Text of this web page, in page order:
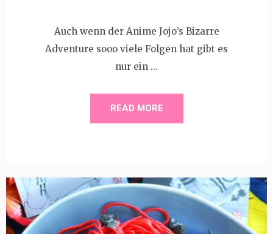
Auch wenn der Anime Jojo’s Bizarre
Adventure sooo viele Folgen hat gibt es
nur ein …
READ MORE